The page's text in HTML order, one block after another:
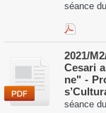
séance
2021/
Cesari
ne" -
séance